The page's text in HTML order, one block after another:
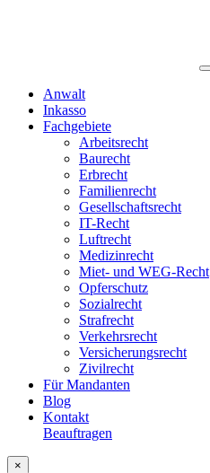
Anwalt
Inkasso
Fachgebiete
Arbeitsrecht
Baurecht
Erbrecht
Familienrecht
Gesellschaftsrecht
IT-Recht
Luftrecht
Medizinrecht
Miet- und WEG-Recht
Opferschutz
Sozialrecht
Strafrecht
Verkehrsrecht
Versicherungsrecht
Zivilrecht
Für Mandanten
Blog
Kontakt
Beauftragen
×